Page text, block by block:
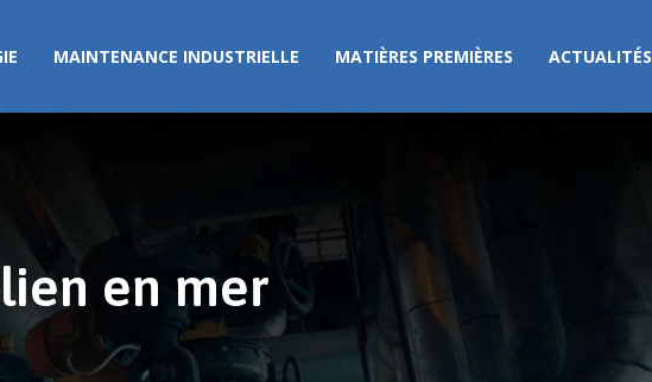
MAINTENANCE INDUSTRIELLE MATIÈRES PREMIÈRES ACTUALITÉS
en mer